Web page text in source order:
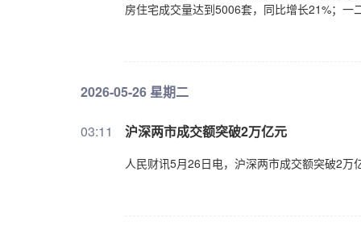
房住宅成交量达到5006套，同比增长21%；
2026-05-26 星期二
03:11 沪深两市成交额突破2万亿元
人民财讯5月26日电，沪深两市成交额突破2